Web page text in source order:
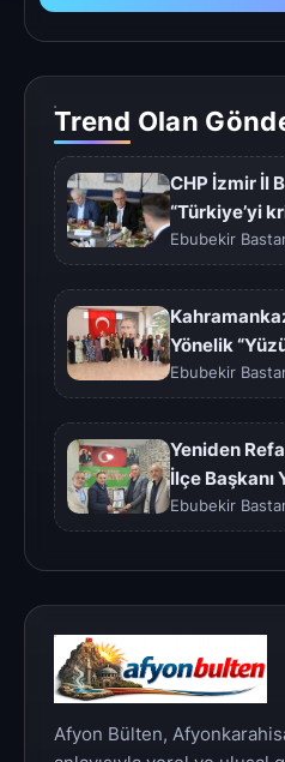
Trend Olan
CHP İzmir İl
“Türkiye’yi
Ebubekir
Yönelik
Ebubekir
Yeniden
İlçe Başkanı
Ebubekir
Afyon Bülten,